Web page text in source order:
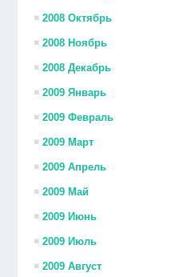
2008 Октябрь
2008 Ноябрь
2008 Декабрь
2009 Январь
2009 Февраль
2009 Март
2009 Апрель
2009 Май
2009 Июнь
2009 Июль
2009 Август